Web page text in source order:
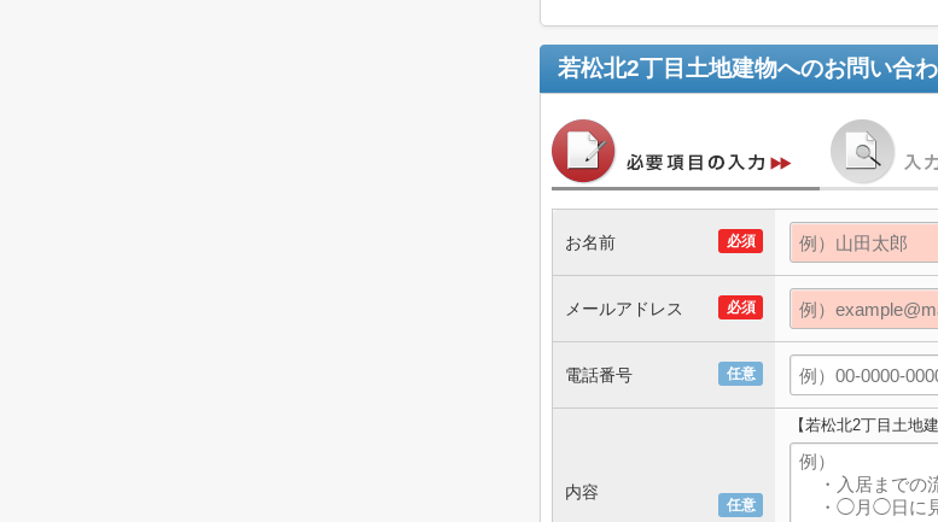
若松北2丁目土地建物へのお問い合
必須
お名前
必須
メールアドレス
任意
電話番号
任意
内容
【若松北2丁目土地